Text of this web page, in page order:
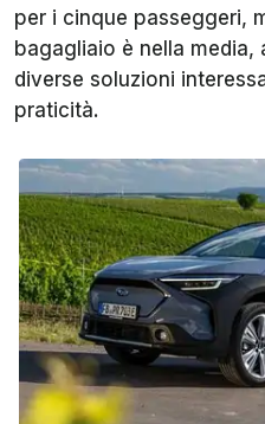
per i cinque passeggeri,
bagagliaio è nella
diverse soluzioni
praticità.